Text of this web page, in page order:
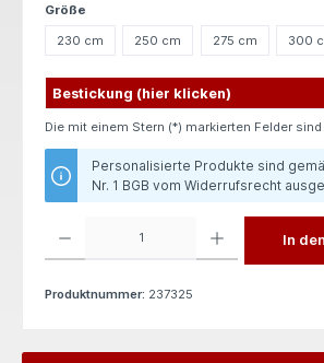
Größe
230 cm 250 cm 275 cm 300
Bestickung (hier klicken)
Die mit einem Stern (*) markierten Felder
Personalisierte Produkte sind
Nr. 1 BGB vom Widerrufsrecht
In
Produktnummer: 237325